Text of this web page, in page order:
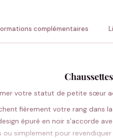
complémentaires
votre statut de petite sœur
fièrement votre rang
épuré en noir s’accorde
simplement pour